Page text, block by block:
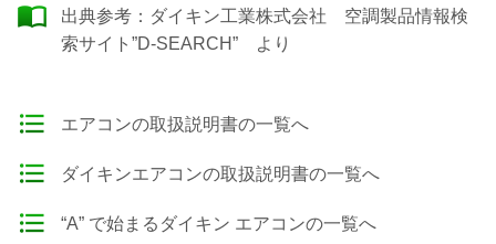
出典参考： ダイキン工業株式会社 空調製品情報検
索サイト”D-SEARCH” より
エアコンの取扱説明書の一覧へ
ダイキンエアコンの取扱説明書の一覧へ
“A” で始まるダイキン エアコンの一覧へ